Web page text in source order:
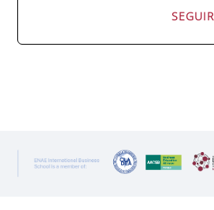
a Crecer". El programa está
personas inscritas como